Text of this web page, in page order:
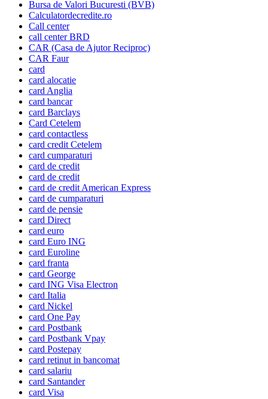
Bursa de Valori Bucuresti (BVB)
Calculatordecredite.ro
Call center
call center BRD
CAR (Casa de Ajutor Reciproc)
CAR Faur
card
card alocatie
card Anglia
card bancar
card Barclays
Card Cetelem
card contactless
card credit Cetelem
card cumparaturi
card de credit
card de credit
card de credit American Express
card de cumparaturi
card de pensie
card Direct
card euro
card Euro ING
card Euroline
card franta
card George
card ING Visa Electron
card Italia
card Nickel
card One Pay
card Postbank
card Postbank Vpay
card Postepay
card retinut in bancomat
card salariu
card Santander
card Visa